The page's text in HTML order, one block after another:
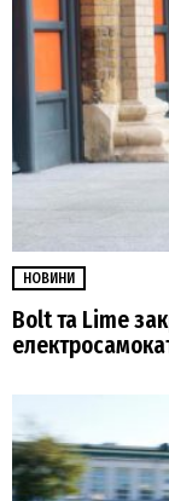
НОВИНИ
Bolt та Lime